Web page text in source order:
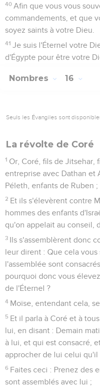
40 Afin que vous vous
commandements, et que
soyez saints à votre Dieu.
41 Je suis l'Éternel votre
d'Égypte pour être votre
Nombres 16
Seuls les Évangiles sont
La révolte de Coré
1 Or, Coré, fils de Jitsehar,
entreprise avec Dathan et
Péleth, enfants de Ruben ;
2 Et ils s'élevèrent contre
hommes des enfants
qu'on appelait au conseil,
3 Ils s'assemblèrent donc
leur dirent : Que cela
l'assemblée sont
pourquoi donc vous
de l'Éternel ?
4 Moïse, entendant cela,
5 Et il parla à Coré et à
lui, en disant : Demain
à lui, et qui est consacré,
approcher de lui celui qu'il
6 Faites ceci : Prenez des
sont assemblés avec lui ;